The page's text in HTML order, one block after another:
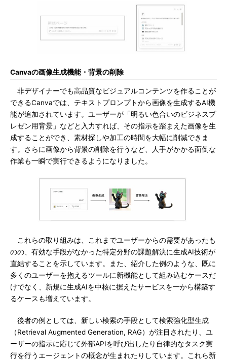
Canvaの画像生成機能・背景の削除
非デザイナーでも高品質なビジュアルコンテンツを作ることが
できるCanvaでは、テキストプロンプトから画像を生成するAI機
能が追加されています。ユーザーが「明るい色合いのビジネスプ
レゼン用背景」などと入力すれば、その指示を踏まえた画像を生
成することができ、素材探しや加工の時間を大幅に削減できま
す。さらに画像から背景の削除を行うなど、人手がかかる面倒な
作業も一瞬で実行できるようになりました。
これらの取り組みは、これまでユーザーからの需要があったも
のの、有効な手段がなかった特定分野の課題解決に生成AI技術が
直結することを示しています。また、紹介した例のような、既に
多くのユーザーを抱えるツールに新機能として組み込むケースだ
けでなく、新規に生成AIを中核に据えたサービスを一から構築す
るケースも増えています。
後者の例としては、新しい検索の手段として検索強化型生成
（Retrieval Augmented Generation, RAG）が注目されたり、ユ
ーザーの指示に応じて外部APIを呼び出したり自律的なタスク実
行を行うエージェントの概念が生まれたりしています。これら新